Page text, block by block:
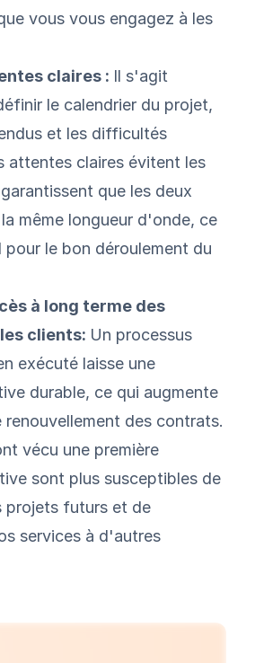
vous vous engagez à les
claires : Il s'agit
le calendrier du projet,
et les difficultés
attentes claires évitent les
que les deux
même longueur d'onde, ce
pour le bon déroulement du
à long terme des
clients: Un processus
exécuté laisse une
durable, ce qui augmente
des contrats.
vécu une première
sont plus susceptibles de
projets futurs et de
services à d'autres